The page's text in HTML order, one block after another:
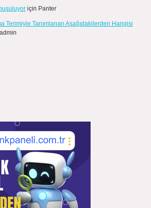
için Panter
Terimiyle Tanımlanan Aşağıdakilerden Hangisi
admin